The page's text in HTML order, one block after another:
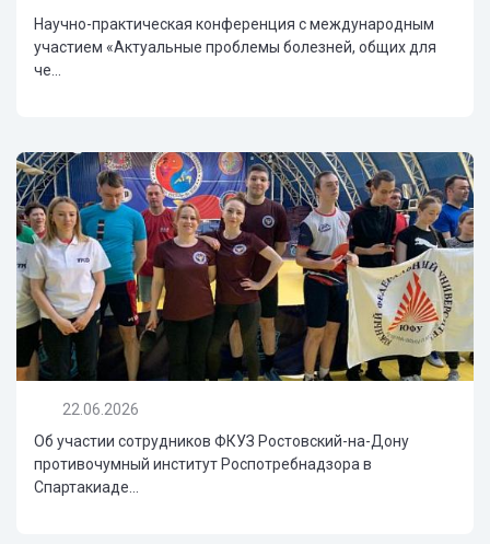
Научно-практическая конференция с международным
участием «Актуальные проблемы болезней, общих для
че...
22.06.2026
Об участии сотрудников ФКУЗ Ростовский-на-Дону
противочумный институт Роспотребнадзора в
Спартакиаде...